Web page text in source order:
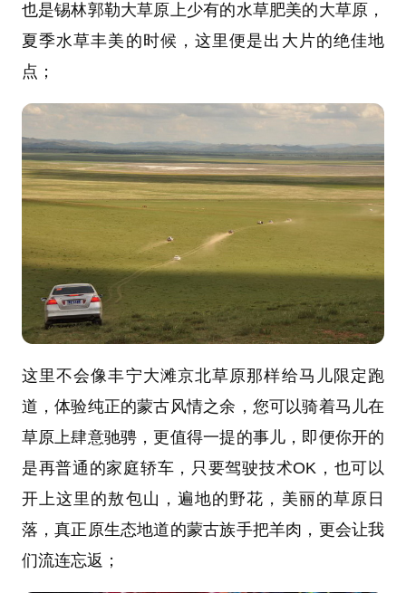
也是锡林郭勒大草原上少有的水草肥美的大草原，
夏季水草丰美的时候，这里便是出大片的绝佳地
点；
这里不会像丰宁大滩京北草原那样给马儿限定跑
道，体验纯正的蒙古风情之余，您可以骑着马儿在
草原上肆意驰骋，更值得一提的事儿，即便你开的
是再普通的家庭轿车，只要驾驶技术OK ，也可以
开上这里的敖包山，遍地的野花，美丽的草原日
落，真正原生态地道的蒙古族手把羊肉，更会让我
们流连忘返；